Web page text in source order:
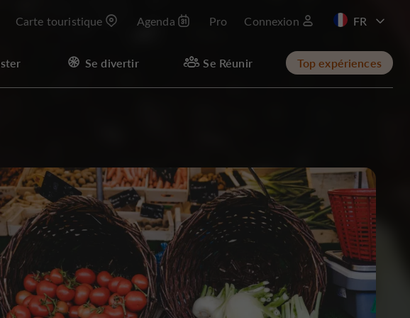
Carte touristique Agenda Pro Connexion
Se divertir Se Réunir Top expériences